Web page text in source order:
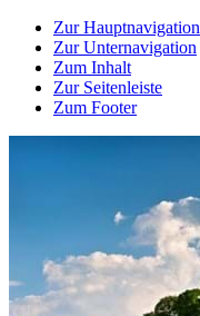
Zur Hauptnavigation
Zur Unternavigation
Zum Inhalt
Zur Seitenleiste
Zum Footer